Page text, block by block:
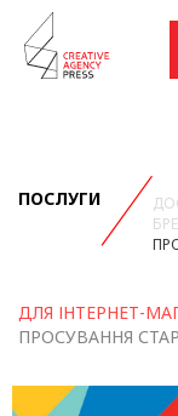
ПОСЛУГИ
ДЛЯ ІНТЕРНЕТ-
ПРОСУВАННЯ